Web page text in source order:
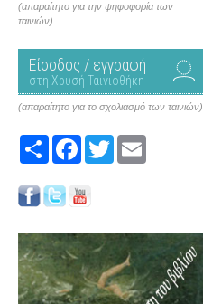
(απαραίτητο για την ψηφοφορία των
ταινιών)
Είσοδος / εγγραφή
στη Χρυσή Ταινιοθήκη
(απαραίτητο για το σχολιασμό των ταινιών)
Share FacebookTwitter